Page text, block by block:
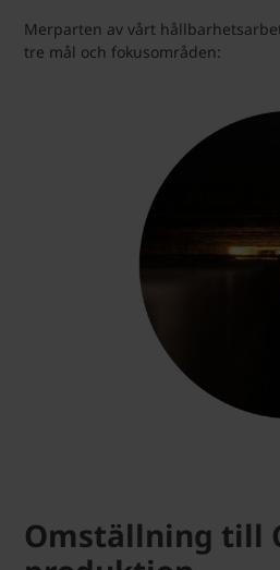
Merparten av vårt
tre mål och fokusområden:
Omställning till